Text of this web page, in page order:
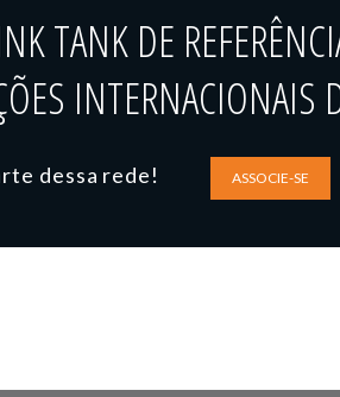
TANK DE
INTERNACIONAIS
dessa rede! ASSOCIE-SE